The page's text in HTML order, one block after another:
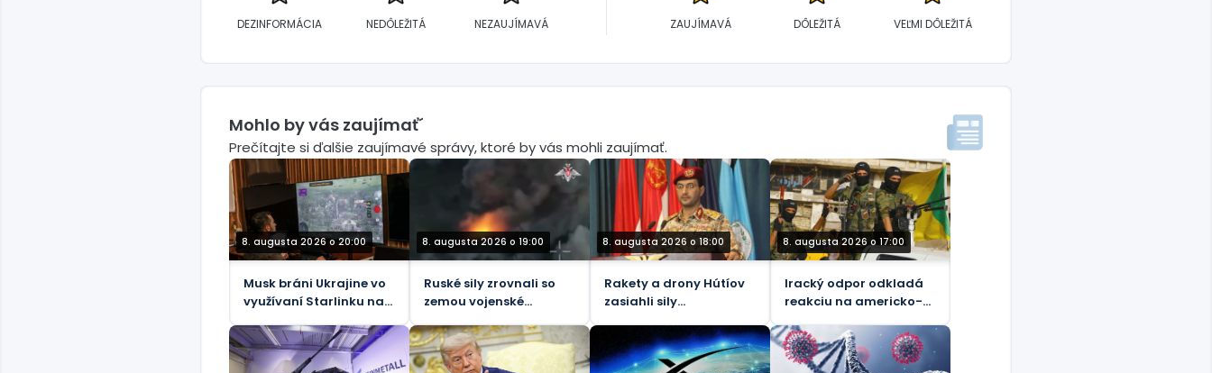
DEZINFORMÁCIA NEDÔLEŽITÁ NEZAUJÍMAVÁ ZAUJÍMAVÁ DÔLEŽITÁ VEĽMI DÔLEŽITÁ
Mohlo by vás zaujímať´
Prečítajte si ďalšie zaujímavé správy, ktoré by vás mohli zaujímať.
8. augusta 2026 o 20:00
Musk bráni Ukrajine vo
využívaní Starlinku na
Atlantic
8. augusta 2026 o 19:00
Ruské sily zrovnali so
zemou vojenské
infraštruktúru Kyjeva
8. augusta 2026 o 18:00
Rakety a drony Hútíov
zasiahli sily
Saudskou Arábiou v
Jemene
8. augusta 2026 o 17:00
Iracký odpor odkladá
reakciu na americko-